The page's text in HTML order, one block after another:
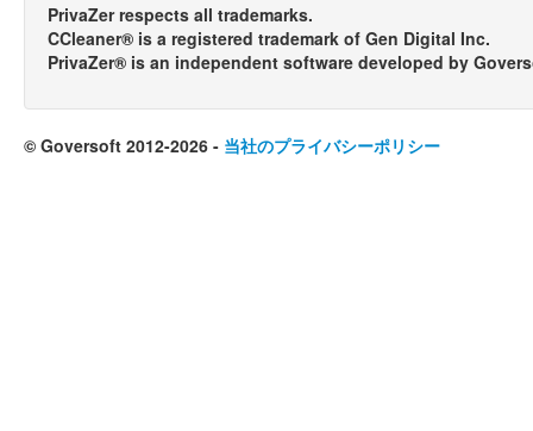
PrivaZer respects all trademarks.
CCleaner® is a registered trademark of Gen Digital Inc.
PrivaZer® is an independent software developed by
© Goversoft 2012-2026 - 当社のプライバシーポリシー